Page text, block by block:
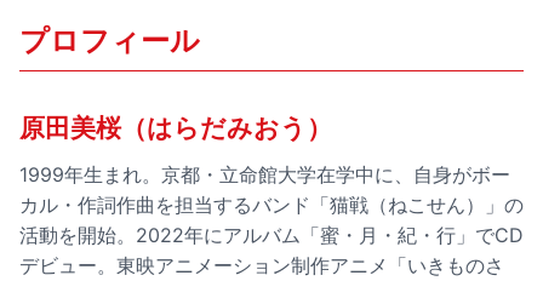
プロフィール
原田美桜（はらだみおう）
1999年生まれ。京都・立命館大学在学中に、自身がボー
カル・作詞作曲を担当するバンド「猫戦（ねこせん）」の
活動を開始。2022年にアルバム「蜜・月・紀・行」でCD
デビュー。東映アニメーション制作アニメ「いきものさ